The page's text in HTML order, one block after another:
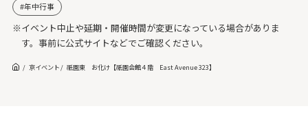
年中行事
※イベント中止や延期・開催時間が変更になっている場合がありま
す。事前に公式サイトなどでご確認ください。
京イベント 祇園東 お化け【祇園会館４階 East Avenue 323】